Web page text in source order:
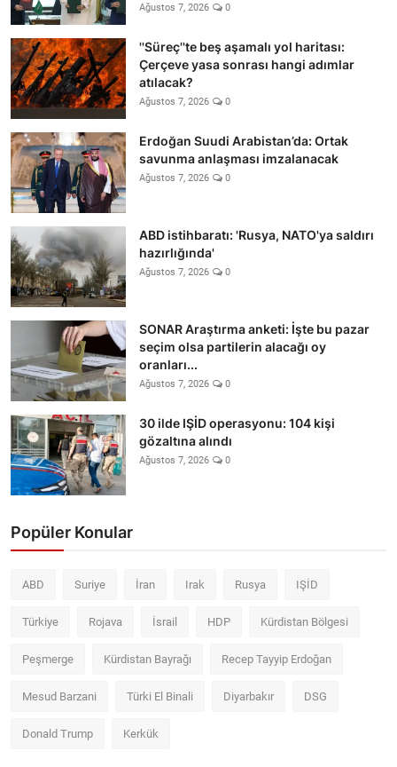
Ağustos 7, 2026 0
''Süreç''te beş aşamalı yol haritası:
Çerçeve yasa sonrası hangi adımlar
atılacak?
Ağustos 7, 2026 0
Erdoğan Suudi Arabistan’da: Ortak
savunma anlaşması imzalanacak
Ağustos 7, 2026 0
ABD istihbaratı: 'Rusya, NATO'ya saldırı
hazırlığında'
Ağustos 7, 2026 0
SONAR Araştırma anketi: İşte bu pazar
seçim olsa partilerin alacağı oy
oranları...
Ağustos 7, 2026 0
30 ilde IŞİD operasyonu: 104 kişi
gözaltına alındı
Ağustos 7, 2026 0
Popüler Konular
ABD Suriye İran Irak Rusya IŞİD
Türkiye Rojava İsrail HDP Kürdistan Bölgesi
Peşmerge Kürdistan Bayrağı Recep Tayyip Erdoğan
Mesud Barzani Türki El Binali Diyarbakır DSG
Donald Trump Kerkük